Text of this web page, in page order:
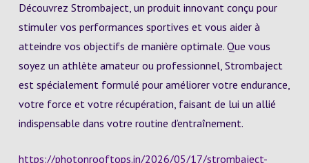
Découvrez Strombaject, un produit innovant conçu pour
stimuler vos performances sportives et vous aider à
atteindre vos objectifs de manière optimale. Que vous
soyez un athlète amateur ou professionnel, Strombaject
est spécialement formulé pour améliorer votre endurance,
votre force et votre récupération, faisant de lui un allié
indispensable dans votre routine d’entraînement.
https://photonrooftops.in/2026/05/17/strombaject-